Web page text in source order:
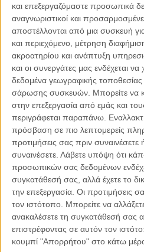
και επεξεργαζόμαστε προσωπικά
αναγνωριστικοί και
αποστέλλονται από μια συσκευή για
και περιεχόμενο, μέτρηση
ακροατηρίου και ανάπτυξη
και οι συνεργάτες μας ενδέχεται
δεδομένα γεωγραφικής
σάρωσης συσκευών. Μπορείτε να
στην επεξεργασία από εμάς και
περιγράφεται παραπάνω.
πρόσβαση σε πιο λεπτομερείς
προτιμήσεις σας πριν συναινέσετε
συναινέσετε. Λάβετε υπόψη ότι
προσωπικών σας δεδομένων
συγκατάθεσή σας, αλλά έχετε το
την επεξεργασία. Οι προτιμήσεις
τον ιστότοπο. Μπορείτε να
ανακαλέσετε τη συγκατάθεσή σας
επιστρέφοντας σε αυτόν τον
κουμπί "Απορρήτου" στο κάτω
της”
Γιάννης
Οι μόνοι
Αντώνιος
Τέμπη: Η
μιας
Γιάννης
εγκληματίες;
στο Propago